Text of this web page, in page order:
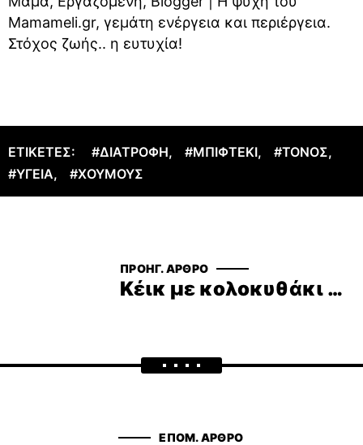
Mamameli.gr, γεμάτη ενέργεια και περιέργεια.
Στόχος ζωής.. η ευτυχία!
ΕΤΙΚΈΤΕΣ: #ΔΙΑΤΡΟΦΉ, #ΜΠΙΦΤΈΚΙ, #ΤΌΝΟΣ,
#ΥΓΕΊΑ, #ΧΟΎΜΟΥΣ
ΠΡΟΗΓ. ΆΡΘΡΟ
Κέικ με κολοκυθάκι και τυρί cottage
ΕΠΟΜ. ΆΡΘΡΟ